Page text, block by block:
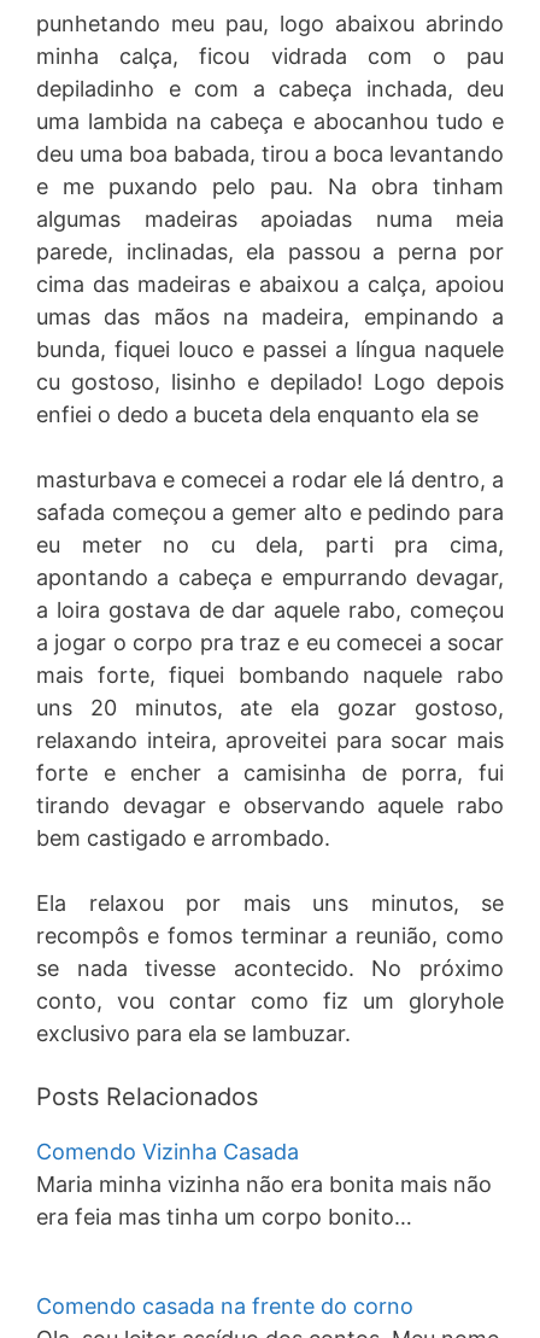
punhetando meu pau, logo abaixou abrindo
minha calça, ficou vidrada com o pau
depiladinho e com a cabeça inchada, deu
uma lambida na cabeça e abocanhou tudo e
deu uma boa babada, tirou a boca levantando
e me puxando pelo pau. Na obra tinham
algumas madeiras apoiadas numa meia
parede, inclinadas, ela passou a perna por
cima das madeiras e abaixou a calça, apoiou
umas das mãos na madeira, empinando a
bunda, fiquei louco e passei a língua naquele
cu gostoso, lisinho e depilado! Logo depois
enfiei o dedo a buceta dela enquanto ela se
masturbava e comecei a rodar ele lá dentro, a
safada começou a gemer alto e pedindo para
eu meter no cu dela, parti pra cima,
apontando a cabeça e empurrando devagar,
a loira gostava de dar aquele rabo, começou
a jogar o corpo pra traz e eu comecei a socar
mais forte, fiquei bombando naquele rabo
uns 20 minutos, ate ela gozar gostoso,
relaxando inteira, aproveitei para socar mais
forte e encher a camisinha de porra, fui
tirando devagar e observando aquele rabo
bem castigado e arrombado.
Ela relaxou por mais uns minutos, se
recompôs e fomos terminar a reunião, como
se nada tivesse acontecido. No próximo
conto, vou contar como fiz um gloryhole
exclusivo para ela se lambuzar.
Posts Relacionados
Comendo Vizinha Casada
Maria minha vizinha não era bonita mais não
era feia mas tinha um corpo bonito…
Comendo casada na frente do corno